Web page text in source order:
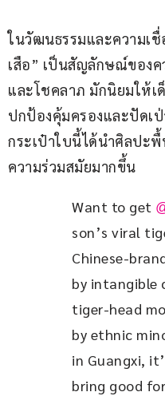
ในวัฒนธรรมและความเ
เสือ” เป็นสัญลักษณ์ของค
และโชคลาภ มักนิยมให้เ
ปกป้องคุ้มครองและปัดเ
กระเป๋าใบนี้ได้นำศิลปะ
ความร่วมสมัยมากขึ้น
Want to get
son’s viral
Chinese-
by intangible
tiger-head
by ethnic
in Guangxi,
bring good